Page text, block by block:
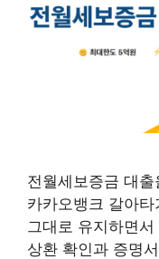
전월세보증금 대
카카오뱅크 갈아
그대로 유지하면
상환 확인과 증명